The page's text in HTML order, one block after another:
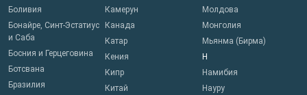
Боливия
Бонайре, Синт-Эстатиус
и Саба
Босния и Герцеговина
Ботсвана
Бразилия
Камерун
Канада
Катар
Кения
Кипр
Китай
Молдова
Монголия
Мьянма (Бирма)
Н
Намибия
Науру